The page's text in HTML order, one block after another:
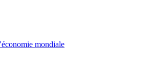
mondiale